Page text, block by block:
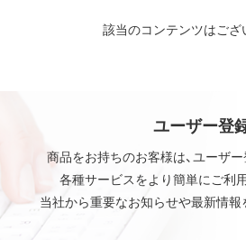
該当のコンテンツはござ
ユーザー登
商品をお持ちのお客様は、ユーザ
各種サービスをより簡単にご利
当社から重要なお知らせや最新情報